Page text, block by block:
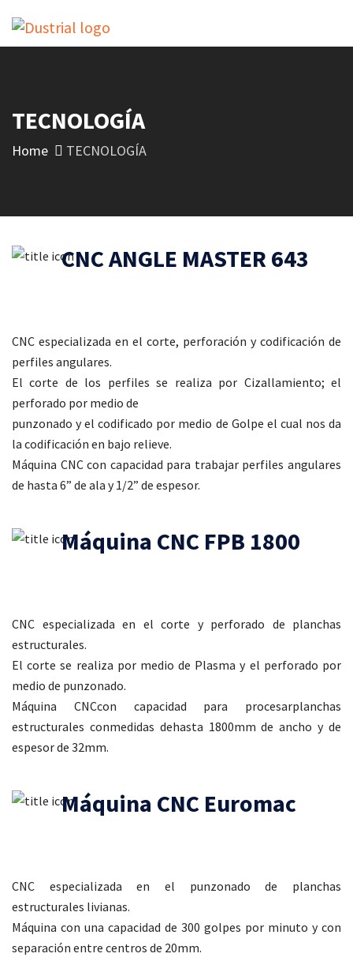
TECNOLOGÍA
Home TECNOLOGÍA
CNC ANGLE MASTER 643
CNC especializada en el corte, perforación y codificación de
perfiles angulares.
El corte de los perfiles se realiza por Cizallamiento; el
perforado por medio de
punzonado y el codificado por medio de Golpe el cual nos da
la codificación en bajo relieve.
Máquina CNC con capacidad para trabajar perfiles angulares
de hasta 6” de ala y 1/2” de espesor.
Máquina CNC FPB 1800
CNC especializada en el corte y perforado de planchas
estructurales.
El corte se realiza por medio de Plasma y el perforado por
medio de punzonado.
Máquina CNCcon capacidad para procesarplanchas
estructurales conmedidas dehasta 1800mm de ancho y de
espesor de 32mm.
Máquina CNC Euromac
CNC especializada en el punzonado de planchas
estructurales livianas.
Máquina con una capacidad de 300 golpes por minuto y con
separación entre centros de 20mm.